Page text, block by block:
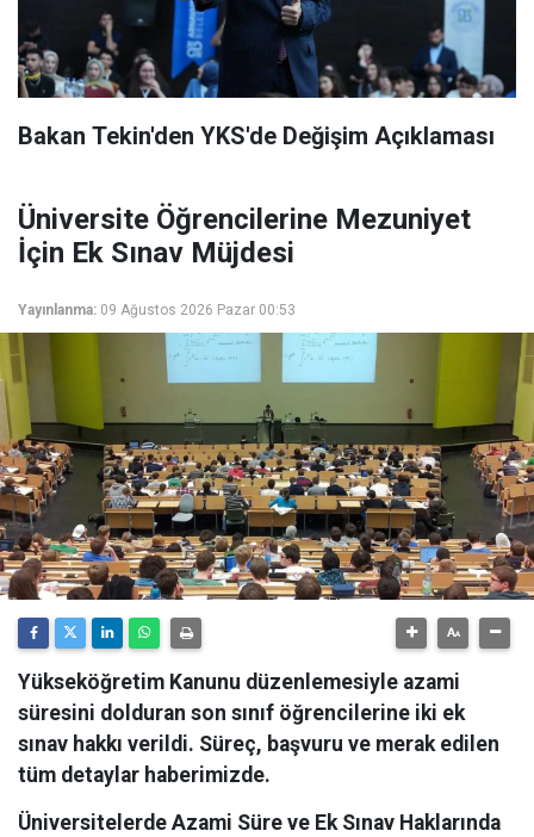
Bakan Tekin'den YKS'de Değişim Açıklaması
Üniversite Öğrencilerine Mezuniyet
İçin Ek Sınav Müjdesi
Yayınlanma: 09 Ağustos 2026 Pazar 00:53
Yükseköğretim Kanunu düzenlemesiyle azami
süresini dolduran son sınıf öğrencilerine iki ek
sınav hakkı verildi. Süreç, başvuru ve merak edilen
tüm detaylar haberimizde.
Üniversitelerde Azami Süre ve Ek Sınav Haklarında